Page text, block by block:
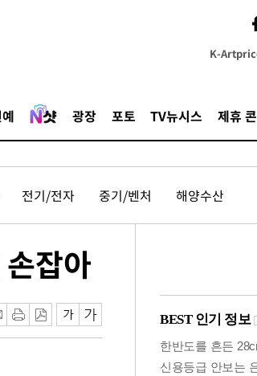
K-
광장 포토 TV뉴시스 제휴
전기/전자 중기/벤처 해양수산
잡아